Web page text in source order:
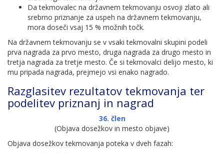
Da tekmovalec na državnem tekmovanju osvoji zlato ali
srebrno priznanje za uspeh na državnem tekmovanju,
mora doseči vsaj 15 % možnih točk.
Na državnem tekmovanju se v vsaki tekmovalni skupini podeli
prva nagrada za prvo mesto, druga nagrada za drugo mesto in
tretja nagrada za tretje mesto. Če si tekmovalci delijo mesto, ki
mu pripada nagrada, prejmejo vsi enako nagrado.
Razglasitev rezultatov tekmovanja ter
podelitev priznanj in nagrad
36. člen
(Objava dosežkov in mesto objave)
Objava dosežkov tekmovanja poteka v dveh fazah: